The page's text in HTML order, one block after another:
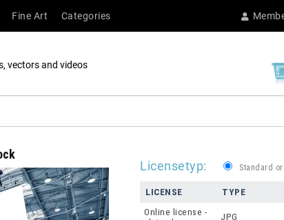
Fine Art Categories
vectors and videos
Licensetyp: Standard
LICENSE
TYPE
Online license -
JPG